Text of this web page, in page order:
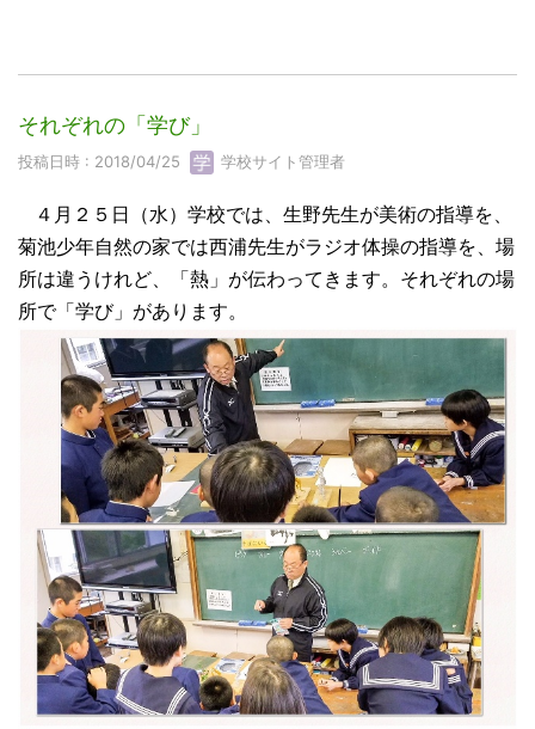
それぞれの「学び」
投稿日時 : 2018/04/25 学校サイト管理者
４月２５日（水）学校では、生野先生が美術の指導を、
菊池少年自然の家では西浦先生がラジオ体操の指導を、場
所は違うけれど、「熱」が伝わってきます。それぞれの場
所で「学び」があります。